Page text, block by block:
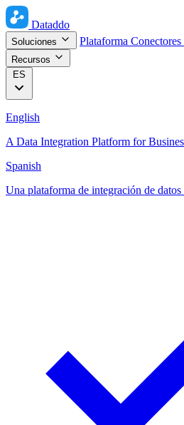
Dataddo
Soluciones Plataforma Conectores
Recursos
ES
English
A Data Integration Platform for
Spanish
Una plataforma de integración de datos